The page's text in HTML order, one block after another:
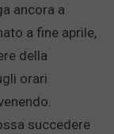
ancora a
a fine aprile,
della
orari
succedere